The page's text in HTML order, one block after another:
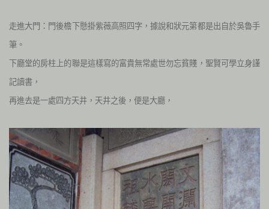
走進大門：門後檐下懸掛紫薇高照四字，據說和狀元第都是出自於吳魯手
筆。
下廳堂的房柱上的聯是這樣寫的富貴無常處世勿忘貧賤，聖賢可學立身謹
記讀書，
再進去是一處四方天井，天井之後，便是大廳，